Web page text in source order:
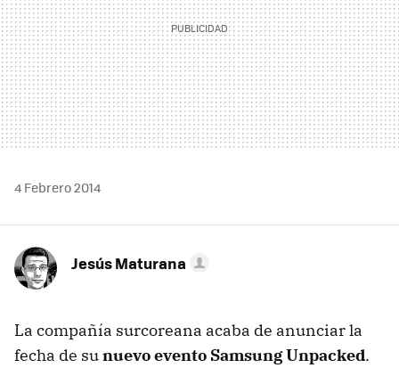
4 Febrero 2014
Jesús Maturana
La compañía surcoreana acaba de anunciar la
fecha de sunuevo evento Samsung Unpacked.